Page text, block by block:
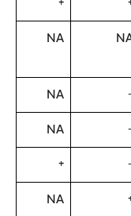
+
NA
NA
NA
+
NA